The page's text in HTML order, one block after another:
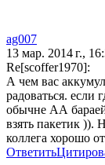
ag007
13 мар. 2014 г.,
Re[scoffer1970]:
А чем вас
радоваться. если
обычне АА
взять пакетик
коллега хорошо
Ответить